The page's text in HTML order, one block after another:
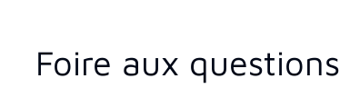
Foire aux questions